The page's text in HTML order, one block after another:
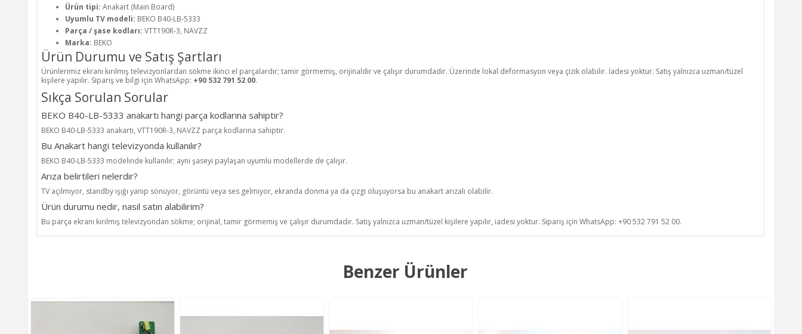
Ürün tipi: Anakart (Main Board)
Uyumlu TV modeli: BEKO B40-LB-5333
Parça / şase kodları: VTT190R-3, NAVZZ
Marka: BEKO
Ürün Durumu ve Satış Şartları
Ürünlerimiz ekranı kırılmış televizyonlardan sökme ikinci el parçalardır; tamir görmemiş, orijinaldir ve çalışır durumdadır. Üzerinde lokal deformasyon veya çizik olabilir. İadesi yoktur. Satış yalnızca uzman/tüzel
kişilere yapılır. Sipariş ve bilgi için WhatsApp: +90 532 791 52 00.
Sıkça Sorulan Sorular
BEKO B40-LB-5333 anakartı hangi parça kodlarına sahiptir?
BEKO B40-LB-5333 anakartı, VTT190R-3, NAVZZ parça kodlarına sahiptir.
Bu Anakart hangi televizyonda kullanılır?
BEKO B40-LB-5333 modelinde kullanılır; aynı şaseyi paylaşan uyumlu modellerde de çalışır.
Arıza belirtileri nelerdir?
TV açılmıyor, standby ışığı yanıp sönüyor, görüntü veya ses gelmiyor, ekranda donma ya da çizgi oluşuyorsa bu anakart arızalı olabilir.
Ürün durumu nedir, nasıl satın alabilirim?
Bu parça ekranı kırılmış televizyondan sökme; orijinal, tamir görmemiş ve çalışır durumdadır. Satış yalnızca uzman/tüzel kişilere yapılır, iadesi yoktur. Sipariş için WhatsApp: +90 532 791 52 00.
Benzer Ürünler